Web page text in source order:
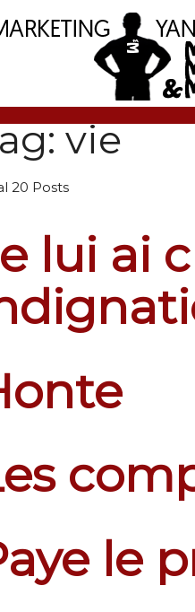
vie
20 Posts
lui ai
le